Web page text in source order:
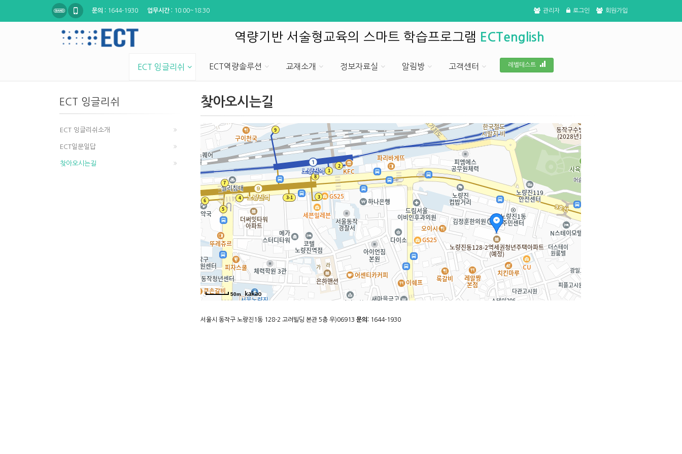
문의 : 1644-1930 업무시간 : 10:00~18:30 관리자 로그인 회원가입
역량기반 서술형교육의 스마트 학습프로그램 ECTenglish
ECT 잉글리쉬 ECT역량솔루션 교재소개 정보자료실 알림방 고객센터 레벨테스트
ECT 잉글리쉬
ECT 잉글리쉬소개
ECT일문일답
찾아오시는길
찾아오시는길
50m
서울시 동작구 노량진1동 128-2 고려빌딩 본관 5층 우)06913 문의: 1644-1930